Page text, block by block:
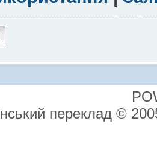
переклад ©